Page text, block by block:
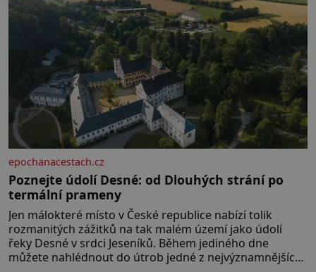
epochanacestach.cz
Poznejte údolí Desné: od Dlouhých strání po
termální prameny
Jen málokteré místo v České republice nabízí tolik
rozmanitých zážitků na tak malém území jako údolí
řeky Desné v srdci Jeseníků. Během jediného dne
můžete nahlédnout do útrob jedné z nejvýznamnějších